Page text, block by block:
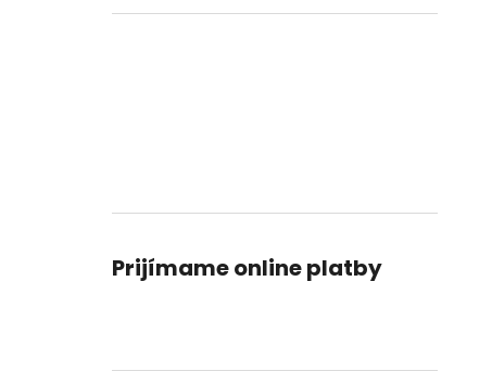
Prijímame online platby